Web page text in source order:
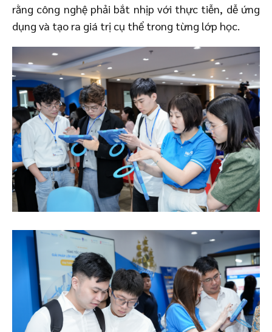
rằng công nghệ phải bắt nhịp với thực tiễn, dễ ứng
dụng và tạo ra giá trị cụ thể trong từng lớp học.